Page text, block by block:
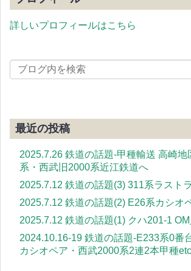
詳しいプロフィールはこちら
最近の投稿
2025.7.26 鉄道の話題-甲種輸送 高崎
系・西武旧2000系近江鉄道へ
2025.7.12 鉄道の話題(3) 311系ラスト
2025.7.12 鉄道の話題(2) E26系カシオ
2025.7.12 鉄道の話題(1) クハ201-1
2024.10.16-19 鉄道の話題-E233系0番
カシオペア・西武2000系2連2本甲種etc